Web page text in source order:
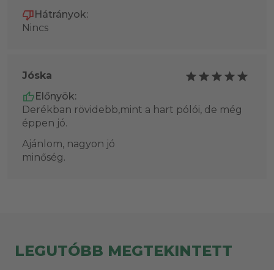
Hátrányok:
Nincs
Jóska
Előnyök:
Derékban rövidebb,mint a hart pólói, de még
éppen jó.
Ajánlom, nagyon jó
minőség.
LEGUTÓBB MEGTEKINTETT